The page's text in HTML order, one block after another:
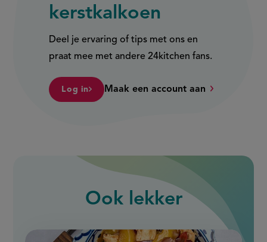
kerstkalkoen
Deel je ervaring of tips met ons en
praat mee met andere 24kitchen fans.
Log in Maak een account aan
Ook lekker